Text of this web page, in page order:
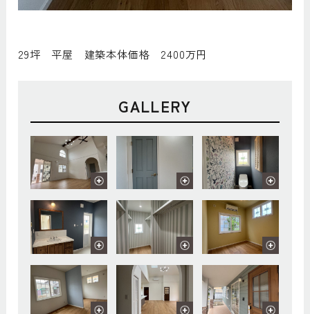
29坪 平屋 建築本体価格 2400万円
GALLERY